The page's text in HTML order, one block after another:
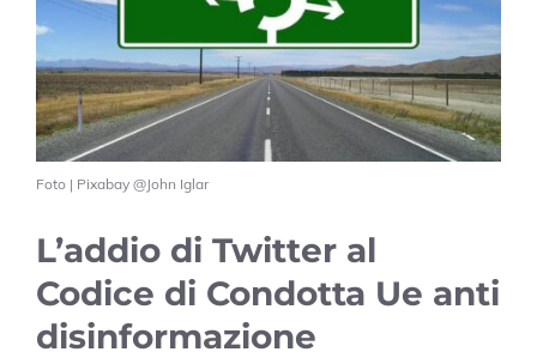
Foto | Pixabay @John Iglar
L’addio di Twitter al
Codice di Condotta Ue anti
disinformazione